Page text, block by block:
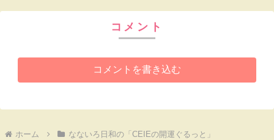
コメント
コメントを書き込む
ホーム なないろ日和の「CEIEの開運ぐるっと」